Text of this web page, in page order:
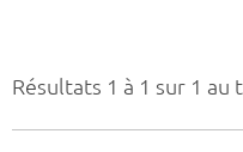
Résultats 1 à 1 sur 1 au